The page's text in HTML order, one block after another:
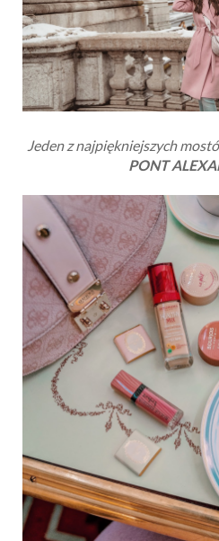
Jeden z najpiękniejszych
PONT